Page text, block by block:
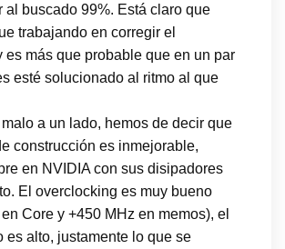
al buscado 99%. Está claro que
trabajando en corregir el
es más que probable que en un par
esté solucionado al ritmo al que
a un lado, hemos de decir que
construcción es inmejorable,
en NVIDIA con sus disipadores
El overclocking es muy bueno
Core y +450 MHz en memos), el
es alto, justamente lo que se